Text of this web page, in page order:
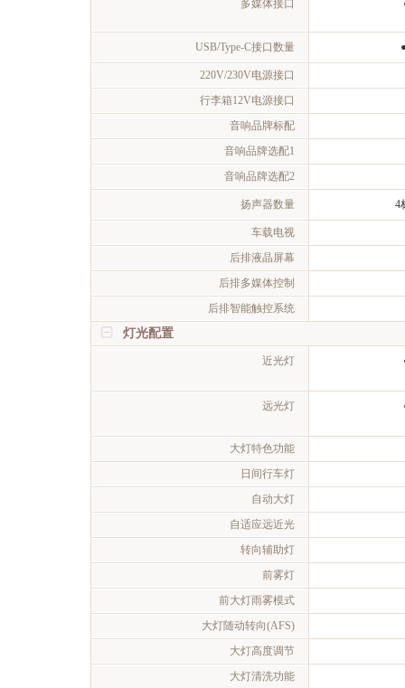
多媒体接口
USB/Type-C接口数量
220V/230V电源接口
行李箱12V电源接口
音响品牌标配
音响品牌选配1
音响品牌选配2
扬声器数量 4
车载电视
后排液晶屏幕
后排多媒体控制
后排智能触控系统
灯光配置
近光灯
远光灯
大灯特色功能
日间行车灯
自动大灯
自适应远近光
转向辅助灯
前雾灯
前大灯雨雾模式
大灯随动转向(AFS)
大灯高度调节
大灯清洗功能